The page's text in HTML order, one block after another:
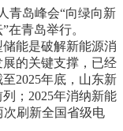
青岛峰会“向绿向新
青岛举行。
能是破解新能源消
的关键支撑，已经
2025年底，山东新
；2025年消纳新能
次刷新全国省级电